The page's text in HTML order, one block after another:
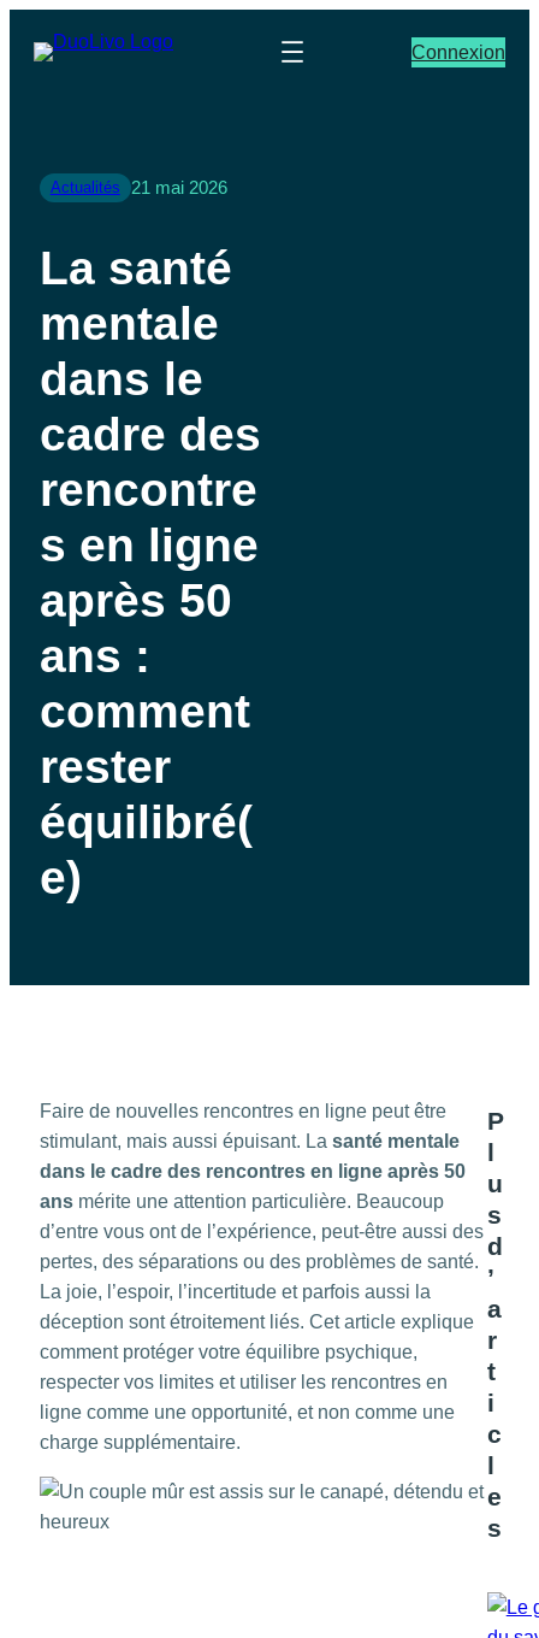
Connexion
Actualités 21 mai 2026
La santé
mentale
dans le
cadre des
rencontre
s en ligne
après 50
ans :
comment
rester
équilibré(
e)
Faire de nouvelles rencontres en ligne peut être
stimulant, mais aussi épuisant. La santé mentale
dans le cadre des rencontres en ligne après 50
ansmérite une attention particulière. Beaucoup
d’entre vous ont de l’expérience, peut-être aussi des
pertes, des séparations ou des problèmes de santé.
La joie, l’espoir, l’incertitude et parfois aussi la
déception sont étroitement liés. Cet article explique
comment protéger votre équilibre psychique,
respecter vos limites et utiliser les rencontres en
ligne comme une opportunité, et non comme une
charge supplémentaire.
P
l
u
s
d
’
a
r
t
i
c
l
e
s